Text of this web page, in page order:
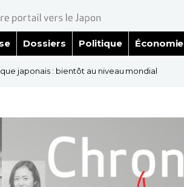
Dossiers Politique Économie
japonais : bientôt au niveau mondial